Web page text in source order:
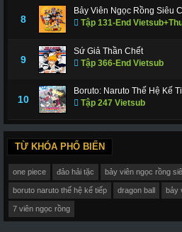
8
Bảy Viên Ngọc Rồng Siêu
Tập 131-End
9
Sứ Giả Thần Chết
Tập 366-End Vietsub
10
Boruto: Naruto Thế Hệ Kế
Tập 247 Vietsub
TỪ KHÓA PHỔ BIẾN
one piece đảo hải tặc bảy viên ngọc rồng
boruto naruto thế hệ kế tiếp dragon ball bảy
7 viên ngọc rồng